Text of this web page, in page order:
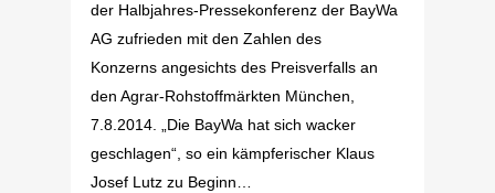
der Halbjahres-Pressekonferenz der BayWa
AG zufrieden mit den Zahlen des
Konzerns angesichts des Preisverfalls an
den Agrar-Rohstoffmärkten München,
7.8.2014. „Die BayWa hat sich wacker
geschlagen“, so ein kämpferischer Klaus
Josef Lutz zu Beginn…